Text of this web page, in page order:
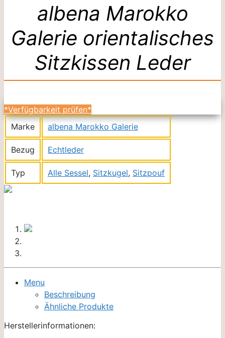
albena Marokko
Galerie orientalisches
Sitzkissen Leder
*Verfügbarkeit prüfen*
Marke
albena Marokko Galerie
Bezug Echtleder
Typ Alle Sessel, Sitzkugel, Sitzpouf
Menu
Beschreibung
Ähnliche Produkte
Herstellerinformationen: